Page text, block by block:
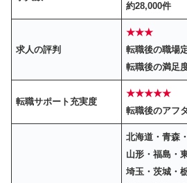
約28,000件
求人の評判
★★★
転職後の職場
転職後の満足
転職サポート充実度
★★★★★
転職後のアフ
北海道・青森
山形・福島・
埼玉・茨城・